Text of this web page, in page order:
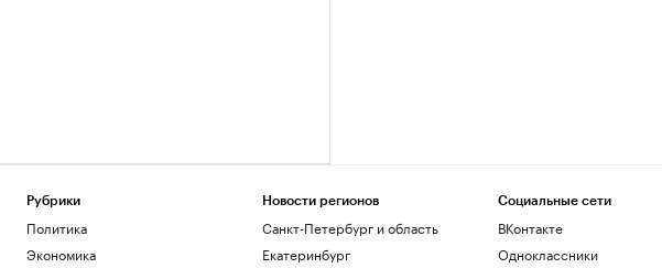
Рубрики
Политика
Экономика
Новости регионов
Санкт-Петербург и область
Екатеринбург
Социальные сети
ВКонтакте
Одноклассники